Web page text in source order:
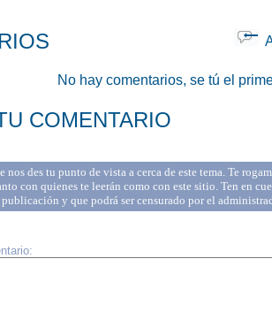
No hay comentarios, se tú el
COMENTARIO
nos des tu punto de vista a cerca de este tema. Te
con quienes te leerán como con este sitio. Ten en
y que podrá ser censurado por el